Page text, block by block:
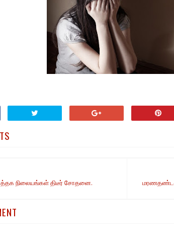
நிலையங்கள் திடீர் சோதனை.